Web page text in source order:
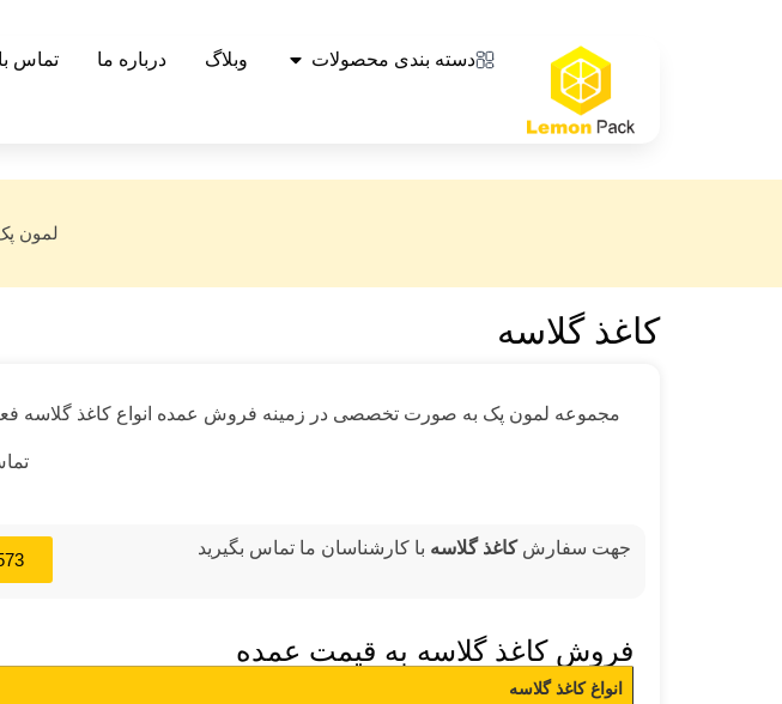
دسته بندی محصولات وبلاگ درباره ما تماس
لمون
کاغذ گلاسه
مجموعه لمون پک به صورت تخصصی در زمینه فروش عمده انواع کاغذ گلاسه
جهت سفارشکاغذ گلاسه با کارشناسان ما تماس بگیرید
فروش کاغذ گلاسه به قیمت عمده
انواغ کاغذ گلاسه